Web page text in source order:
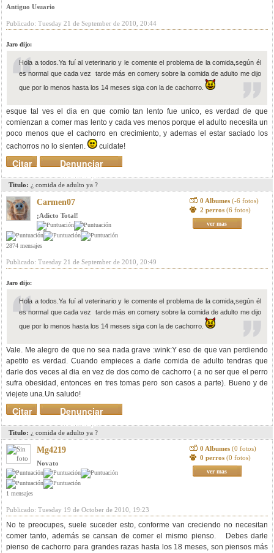
Antiguo Usuario
Publicado: Tuesday 21 de September de 2010, 20:44
Jaro dijo:
Hola a todos.Ya fuí al veterinario y le comente el problema de la comida,según él
es normal que cada vez tarde más en comery sobre la comida de adulto me dijo
que por lo menos hasta los 14 meses siga con la de cachorro.
esque tal ves el dia en que comio tan lento fue unico, es verdad de que
comienzan a comer mas lento y cada ves menos porque el adulto necesita un
poco menos que el cachorro en crecimiento, y ademas el estar saciado los
cachorros no lo sienten.
cuidate!
Denunciar
mensaje
Citar
Titulo: ¿ comida de adulto ya ?
Carmen07
¡Adicto Total!
2874 mensajes
0 Albumes (-6 fotos)
2 perros (6 fotos)
ver mas
Publicado: Tuesday 21 de September de 2010, 20:49
Jaro dijo:
Hola a todos.Ya fuí al veterinario y le comente el problema de la comida,según él
es normal que cada vez tarde más en comery sobre la comida de adulto me dijo
que por lo menos hasta los 14 meses siga con la de cachorro.
Vale. Me alegro de que no sea nada grave :wink:Y eso de que van perdiendo
apetito es verdad. Cuando empieces a darle comida de adulto tendras que
darle dos veces al dia en vez de dos como de cachorro ( a no ser que el perro
sufra obesidad, entonces en tres tomas pero son casos a parte). Bueno y de
viejete una.Un saludo!
Denunciar
mensaje
Citar
Titulo: ¿ comida de adulto ya ?
Mg4219
Novato
1 mensajes
0 Albumes (0 fotos)
0 perros (0 fotos)
ver mas
Publicado: Tuesday 19 de October de 2010, 19:23
No te preocupes, suele suceder esto, conforme van creciendo no necesitan
comer tanto, además se cansan de comer el mismo pienso. Debes darle
pienso de cachorro para grandes razas hasta los 18 meses, son piensos más